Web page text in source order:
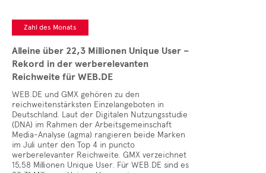
Zahl des Monats
Alleine über 22,3 Millionen Unique User –
Rekord in der werberelevanten
Reichweite für WEB.DE
WEB.DE und GMX gehören zu den
reichweitenstärksten Einzelangeboten in
Deutschland. Laut der Digitalen Nutzungsstudie
(DNA) im Rahmen der Arbeitsgemeinschaft
Media-Analyse (agma) rangieren beide Marken
im Juli unter den Top 4 in puncto
werberelevanter Reichweite. GMX verzeichnet
15,58 Millionen Unique User. Für WEB.DE sind es